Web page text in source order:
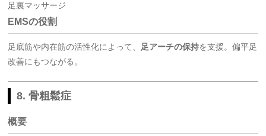
足裏マッサージ
EMSの役割
足底筋や内在筋の活性化によって、 足アーチの保持を支援。偏平足
改善にもつながる。
8. 骨粗鬆症
概要